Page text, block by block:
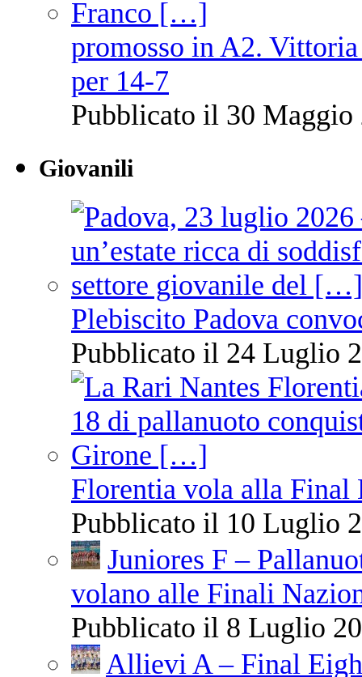
promosso in A2.
per 14-7
Pubblicato il 30 Maggio
Giovanili
Plebiscito Padova
Pubblicato il 24 Luglio
Florentia vola alla Final
Pubblicato il 10 Luglio
Juniores F –
volano alle Finali
Pubblicato il 8 Luglio
Allievi A – Final